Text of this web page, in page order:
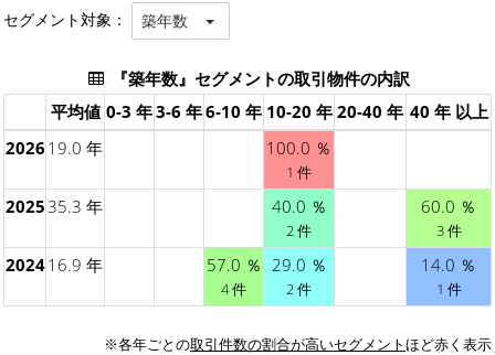
セグメント対象： 築年数
『築年数』セグメントの取引物件の内訳
平均値 0-3 年3-6 年6-10 年 10-20 年 20-40 年 40 年 以上
2026 19.0 年 100.0 ％
1 件
2025 35.3 年 40.0 ％
2 件
60.0 ％
3 件
202416.9 年 57.0 ％
4 件
29.0 ％
2 件
14.0 ％
1 件
※各年ごとの取引件数の割合が高いセグメントほど赤く表示